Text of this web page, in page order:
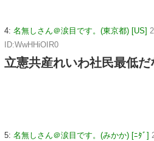
4: 名無しさん＠涙目です。(東京都) [US]
ID:WwHHiOIR0
立憲共産れいわ社民最低だ
5: 名無しさん＠涙目です。(みかか) [ﾆﾀﾞ]